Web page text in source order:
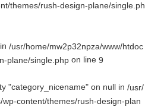
themes/rush-design-plane/single.ph
/usr/home/mw2p32npza/www/htdoc
plane/single.php on line 9
"category_nicename" on null in /usr/
content/themes/rush-design-plan